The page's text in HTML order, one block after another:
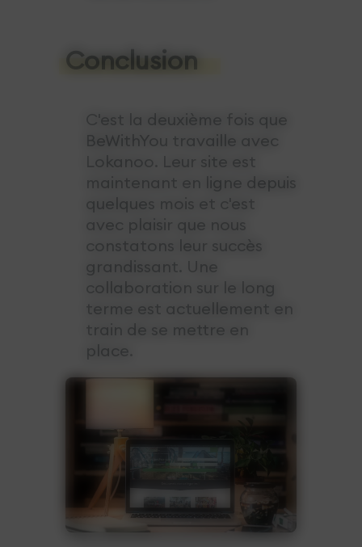
Conclusion
C'est la deuxième fois que
BeWithYou travaille avec
Lokanoo. Leur site est
maintenant en ligne depuis
quelques mois et c'est
avec plaisir que nous
constatons leur succès
grandissant. Une
collaboration sur le long
terme est actuellement en
train de se mettre en
place.